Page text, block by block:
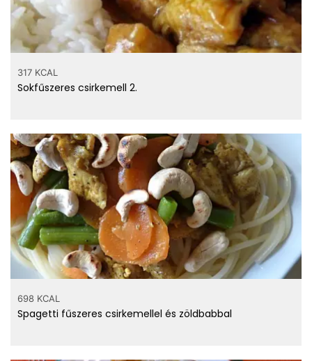
317 KCAL
Sokfűszeres csirkemell 2.
698 KCAL
Spagetti fűszeres csirkemellel és zöldbabbal